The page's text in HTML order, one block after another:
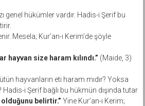
genel hükümler vardır. Hadis-i Şerif bu
Mesela; Kur’an-ı Kerim’de şöyle
hayvan size haram kılındı.” (Maide, 3)
hayvanların eti haram mıdır? Yoksa
Hadis-i Şerif bağlı bu hükmün dışında tutar
belirtir.” Yine Kur’an-ı Kerim;